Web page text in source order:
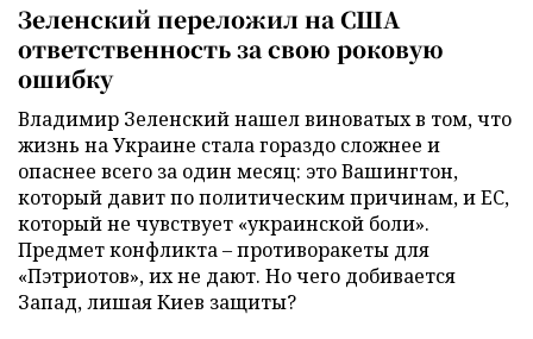
Зеленский переложил на США
ответственность за свою роковую
ошибку
Владимир Зеленский нашел виноватых в том, что
жизнь на Украине стала гораздо сложнее и
опаснее всего за один месяц: это Вашингтон,
который давит по политическим причинам, и ЕС,
который не чувствует «украинской боли».
Предмет конфликта – противоракеты для
«Пэтриотов», их не дают. Но чего добивается
Запад, лишая Киев защиты?